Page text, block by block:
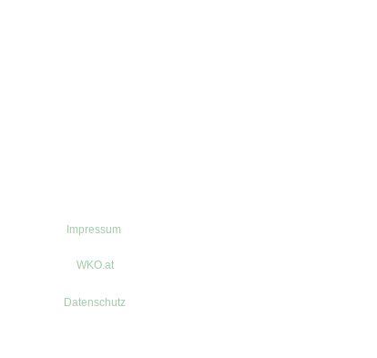
Impressum
WKO.at
Datenschutz